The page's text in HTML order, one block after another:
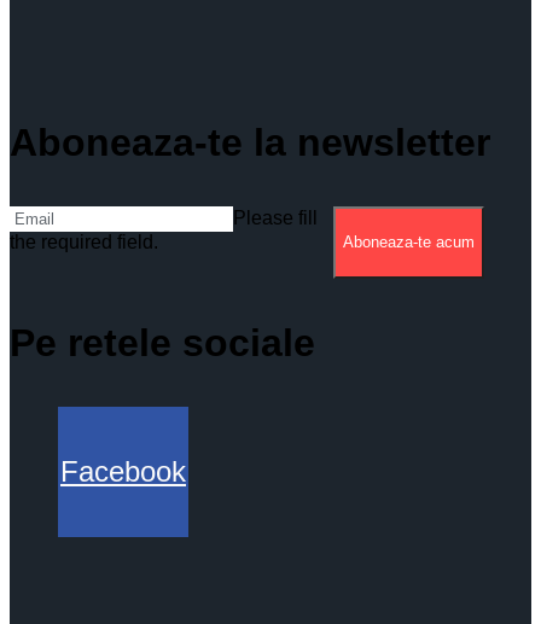
Aboneaza-te la newsletter
Please fill
the required field.
Aboneaza-te acum
Pe retele sociale
Facebook